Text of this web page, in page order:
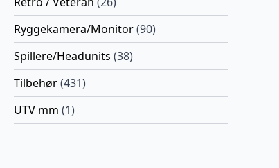
Ryggekamera/Monitor(90)
Spillere/Headunits (38)
Tilbehør(431)
UTV mm (1)